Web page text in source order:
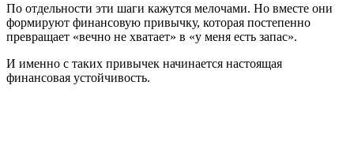
По отдельности эти шаги кажутся мелочами. Но вместе они
формируют финансовую привычку, которая постепенно
превращает «вечно не хватает» в «у меня есть запас».
И именно с таких привычек начинается настоящая
финансовая устойчивость.